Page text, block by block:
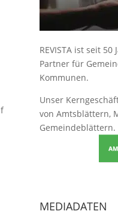
REVISTA ist seit
Partner für
Kommunen.
Unser
von Amtsblättern,
Gemeindeblättern.
MEDIADATEN